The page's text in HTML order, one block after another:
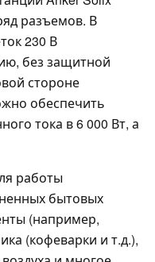
разъемов. В
230 В
без защитной
стороне
обеспечить
тока в 6 000 Вт, а
работы
бытовых
(например,
(кофеварки и т.д.),